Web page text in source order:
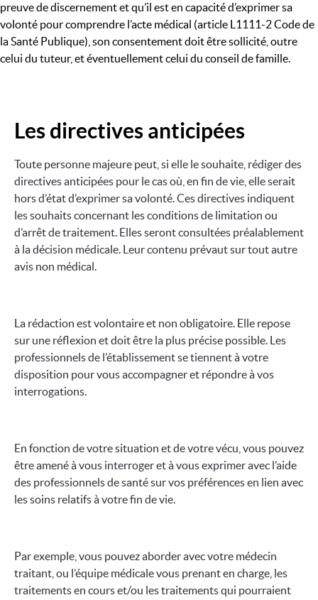
preuve de discernement et qu’il est en capacité d’exprimer sa
volonté pour comprendre l’acte médical (article L1111-2 Code de
la Santé Publique), son consentement doit être sollicité, outre
celui du tuteur, et éventuellement celui du conseil de famille.
Les directives anticipées
Toute personne majeure peut, si elle le souhaite, rédiger des
directives anticipées pour le cas où, en fin de vie, elle serait
hors d’état d’exprimer sa volonté. Ces directives indiquent
les souhaits concernant les conditions de limitation ou
d’arrêt de traitement. Elles seront consultées préalablement
à la décision médicale. Leur contenu prévaut sur tout autre
avis non médical.
La rédaction est volontaire et non obligatoire. Elle repose
sur une réflexion et doit être la plus précise possible. Les
professionnels de l’établissement se tiennent à votre
disposition pour vous accompagner et répondre à vos
interrogations.
En fonction de votre situation et de votre vécu, vous pouvez
être amené à vous interroger et à vous exprimer avec l’aide
des professionnels de santé sur vos préférences en lien avec
les soins relatifs à votre fin de vie.
Par exemple, vous pouvez aborder avec votre médecin
traitant, ou l’équipe médicale vous prenant en charge, les
traitements en cours et/ou les traitements qui pourraient